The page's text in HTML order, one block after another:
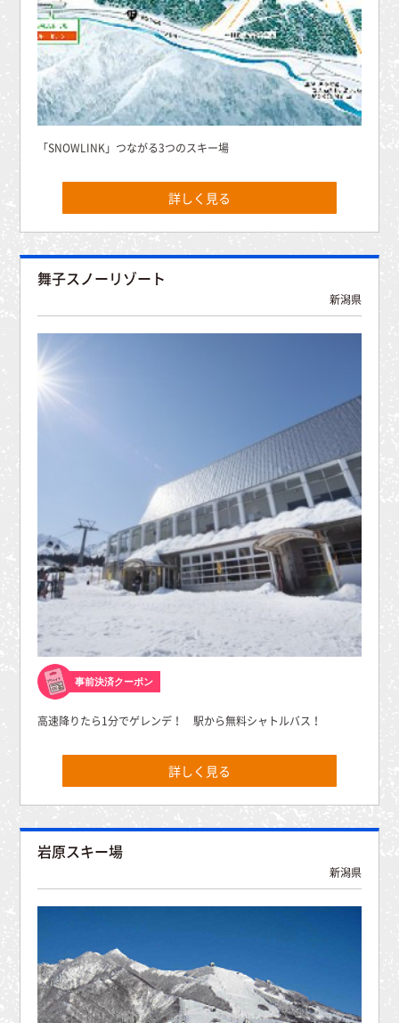
「SNOWLINK」つながる3つのスキー場
詳しく見る
舞子スノーリゾート
新潟県
事前決済クーポン
高速降りたら1分でゲレンデ！ 駅から無料シャトルバス！
詳しく見る
岩原スキー場
新潟県